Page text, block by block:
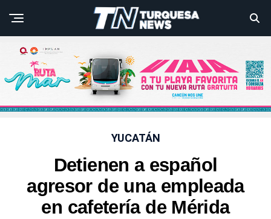
YUCATÁN
Detienen a español
agresor de una empleada
en cafetería de Mérida